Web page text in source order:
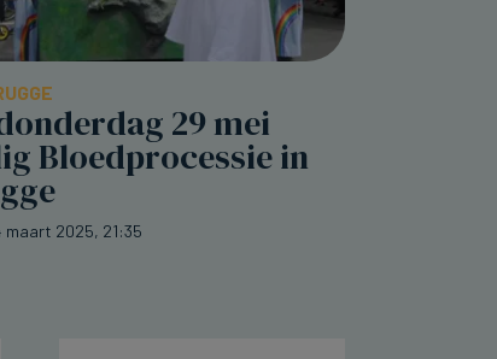
29 mei
Bloedprocessie in
maart 2025, 21:35